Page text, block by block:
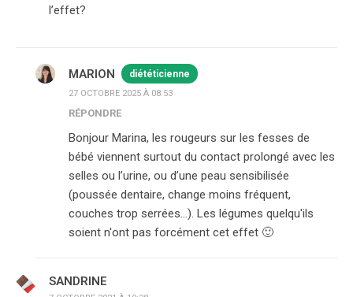
l’effet?
MARION diététicienne
27 OCTOBRE 2025 À 08:53
RÉPONDRE
Bonjour Marina, les rougeurs sur les fesses de
bébé viennent surtout du contact prolongé avec les
selles ou l’urine, ou d’une peau sensibilisée
(poussée dentaire, change moins fréquent,
couches trop serrées…). Les légumes quelqu'ils
soient n'ont pas forcément cet effet 🙂
SANDRINE